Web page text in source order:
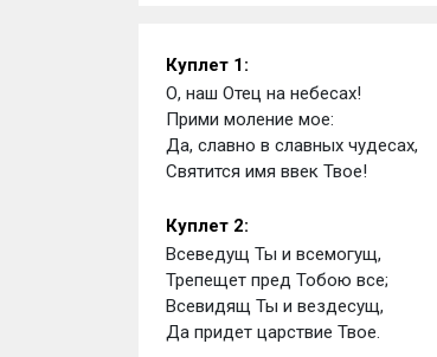
Куплет 1:
О, наш Отец на небесах!
Прими моление мое:
Да, славно в славных чудесах,
Святится имя ввек Твое!
Куплет 2:
Всеведущ Ты и всемогущ,
Трепещет пред Тобою все;
Всевидящ Ты и вездесущ,
Да придет царствие Твое.